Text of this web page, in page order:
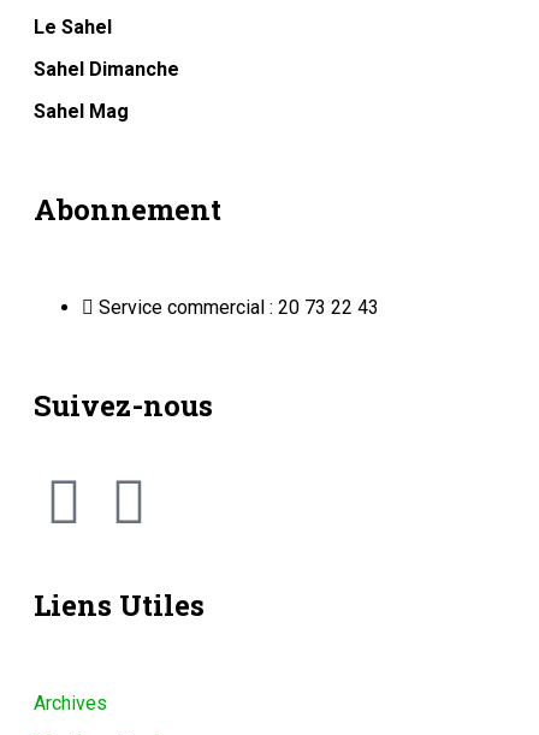
Le Sahel
Sahel Dimanche
Sahel Mag
Abonnement
Service commercial : 20 73 22 43
Suivez-nous
Liens Utiles
Archives